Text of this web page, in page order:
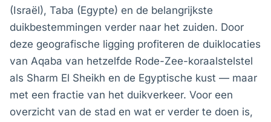
(Israël), Taba (Egypte) en de belangrijkste
duikbestemmingen verder naar het zuiden. Door
deze geografische ligging profiteren de duiklocaties
van Aqaba van hetzelfde Rode-Zee-koraalstelstel
als Sharm El Sheikh en de Egyptische kust — maar
met een fractie van het duikverkeer. Voor een
overzicht van de stad en wat er verder te doen is,